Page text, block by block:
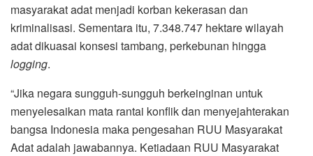
masyarakat adat menjadi korban kekerasan dan
kriminalisasi. Sementara itu, 7.348.747 hektare wilayah
adat dikuasai konsesi tambang, perkebunan hingga
logging.
“Jika negara sungguh-sungguh berkeinginan untuk
menyelesaikan mata rantai konflik dan menyejahterakan
bangsa Indonesia maka pengesahan RUU Masyarakat
Adat adalah jawabannya. Ketiadaan RUU Masyarakat